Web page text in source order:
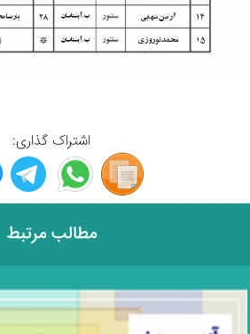
اشتراک گذاری:
مطالب مرتبط